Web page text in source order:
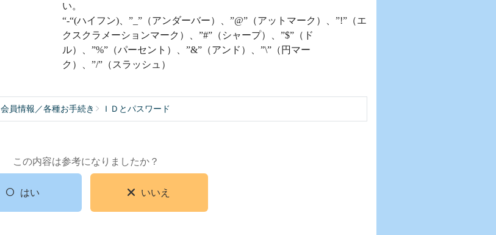
い。
“-“(ハイフン)、”_”（アンダーバー）、”@”（アットマーク）、”!”（エ
クスクラメーションマーク）、”#”（シャープ）、”$”（ド
ル）、”%”（パーセント）、”&”（アンド）、”\”（円マー
ク）、”/”（スラッシュ）
会員情報／各種お手続き ＩＤとパスワード
この内容は参考になりましたか？
はい いいえ